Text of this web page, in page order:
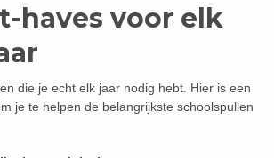
haves voor elk
die je echt elk jaar nodig hebt. Hier is een
je te helpen de belangrijkste schoolspullen